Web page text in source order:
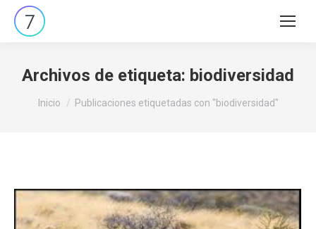
Buscar:
Archivos de etiqueta: biodiversidad
Estás aquí:
Inicio Publicaciones etiquetadas con "biodiversidad"